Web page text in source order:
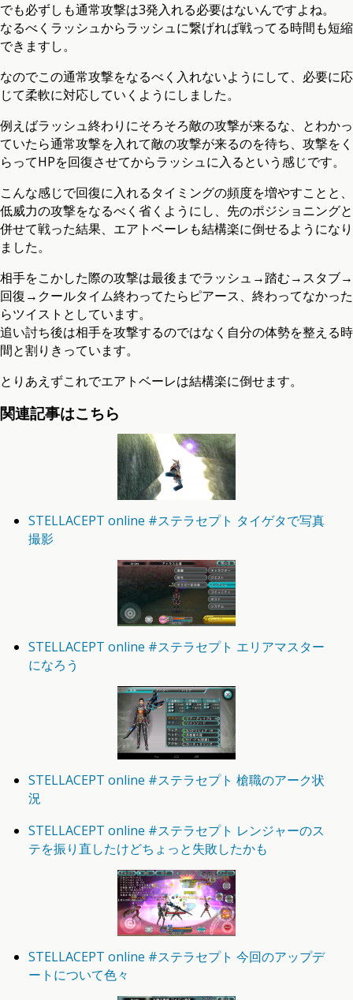
でも必ずしも通常攻撃は3発入れる必要はないんですよね。
なるべくラッシュからラッシュに繋げれば戦ってる時間も短縮
できますし。
なのでこの通常攻撃をなるべく入れないようにして、必要に応
じて柔軟に対応していくようにしました。
例えばラッシュ終わりにそろそろ敵の攻撃が来るな、とわかっ
ていたら通常攻撃を入れて敵の攻撃が来るのを待ち、攻撃をく
らってHPを回復させてからラッシュに入るという感じです。
こんな感じで回復に入れるタイミングの頻度を増やすことと、
低威力の攻撃をなるべく省くようにし、先のポジショニングと
併せて戦った結果、エアトベーレも結構楽に倒せるようになり
ました。
相手をこかした際の攻撃は最後までラッシュ→踏む→スタブ→
回復→クールタイム終わってたらピアース、終わってなかった
らツイストとしています。
追い討ち後は相手を攻撃するのではなく自分の体勢を整える時
間と割りきっています。
とりあえずこれでエアトベーレは結構楽に倒せます。
関連記事はこちら
STELLACEPT online #ステラセプト タイゲタで写真
撮影
STELLACEPT online #ステラセプト エリアマスター
になろう
STELLACEPT online #ステラセプト 槍職のアーク状
況
STELLACEPT online #ステラセプト レンジャーのス
テを振り直したけどちょっと失敗したかも
STELLACEPT online #ステラセプト 今回のアップデ
ートについて色々